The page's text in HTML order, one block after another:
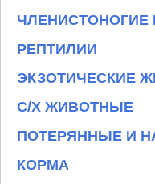
РЕПТИЛИИ
ЭКЗОТИЧЕСКИЕ
С/Х ЖИВОТНЫЕ
ПОТЕРЯННЫЕ И
КОРМА